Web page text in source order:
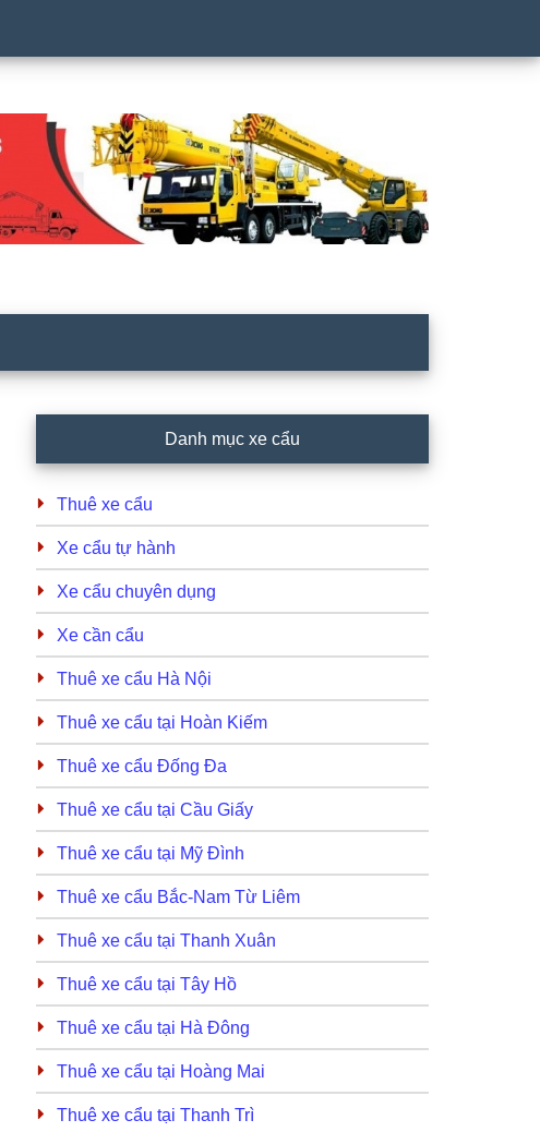
Sidebar
Danh mục xe cẩu
Thuê xe cẩu
Xe cẩu tự hành
Xe cẩu chuyên dụng
Xe cần cẩu
Thuê xe cẩu Hà Nội
Thuê xe cẩu tại Hoàn Kiếm
Thuê xe cẩu Đống Đa
Thuê xe cẩu tại Cầu Giấy
Thuê xe cẩu tại Mỹ Đình
Thuê xe cẩu Bắc-Nam Từ Liêm
Thuê xe cẩu tại Thanh Xuân
Thuê xe cẩu tại Tây Hồ
Thuê xe cẩu tại Hà Đông
Thuê xe cẩu tại Hoàng Mai
Thuê xe cẩu tại Thanh Trì